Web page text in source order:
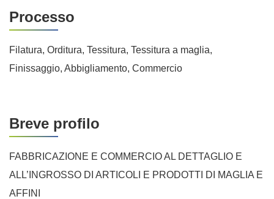
Processo
Filatura, Orditura, Tessitura, Tessitura a maglia,
Finissaggio, Abbigliamento, Commercio
Breve profilo
FABBRICAZIONE E COMMERCIO AL DETTAGLIO E
ALL’INGROSSO DI ARTICOLI E PRODOTTI DI MAGLIA E
AFFINI